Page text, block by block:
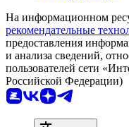
На информационном
рекомендательные
предоставления
и анализа сведений,
пользователей сети
Российской Федерации)